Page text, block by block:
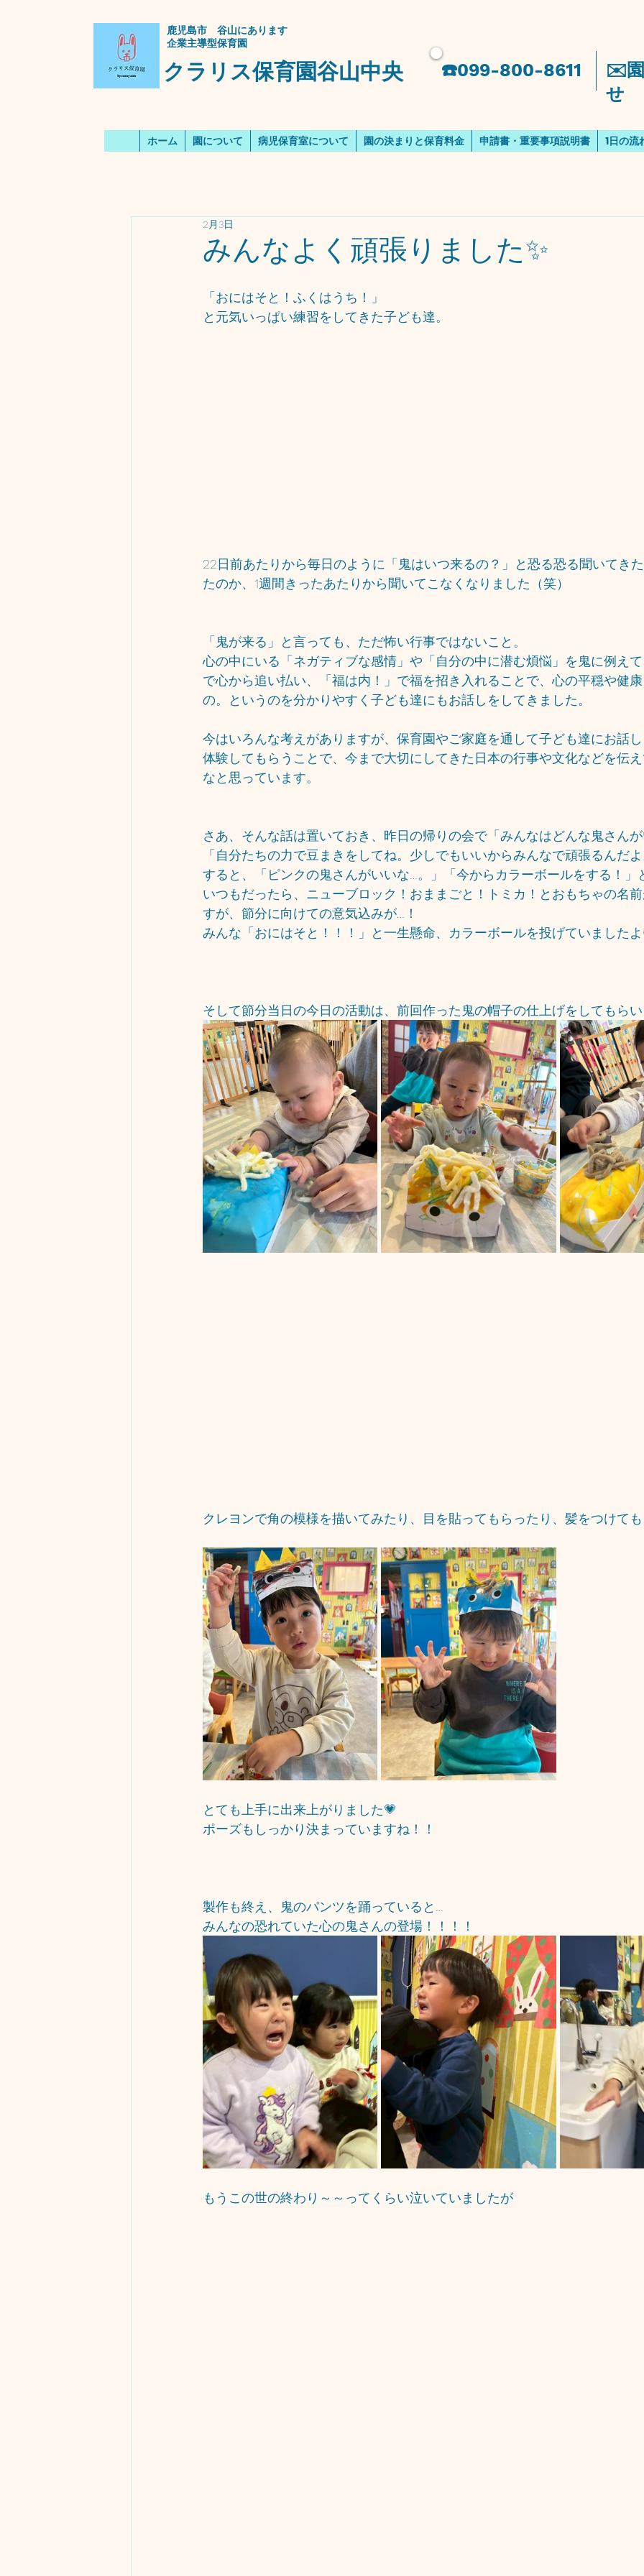
​鹿児島市 谷山にあります
企業主導型保育園
クラリス保育園谷山中央
​✉️園
せ
​☎️099-800-8611
ホーム 園について 病児保育室について 園の決まりと保育料金 申請書・重要事項説明書 1日の流
みんなよく頑張りました✨
2月3日
「おにはそと！ふくはうち！」
と元気いっぱい練習をしてきた子ども達。
22日前あたりから毎日のように「鬼はいつ来るの？」と恐る恐る聞いてき
たのか、1週間きったあたりから聞いてこなくなりました（笑）
「鬼が来る」と言っても、ただ怖い行事ではないこと。
心の中にいる「ネガティブな感情」や「自分の中に潜む煩悩」を鬼に例え
で心から追い払い、「福は内！」で福を招き入れることで、心の平穏や健
の。というのを分かりやすく子ども達にもお話しをしてきました。
今はいろんな考えがありますが、保育園やご家庭を通して子ども達にお話
体験してもらうことで、今まで大切にしてきた日本の行事や文化などを伝
なと思っています。
さあ、そんな話は置いておき、昨日の帰りの会で「みんなはどんな鬼さん
「自分たちの力で豆まきをしてね。少しでもいいからみんなで頑張るんだ
すると、「ピンクの鬼さんがいいな…。」「今からカラーボールをする！」
いつもだったら、ニューブロック！おままごと！トミカ！とおもちゃの名
すが、節分に向けての意気込みが…！
みんな「おにはそと！！！」と一生懸命、カラーボールを投げていました
そして節分当日の今日の活動は、前回作った鬼の帽子の仕上げをしてもら
クレヨンで角の模様を描いてみたり、目を貼ってもらったり、髪をつけて
とても上手に出来上がりました💗
ポーズもしっかり決まっていますね！！
製作も終え、鬼のパンツを踊っていると…
みんなの恐れていた心の鬼さんの登場！！！！
もうこの世の終わり～～ってくらい泣いていましたが